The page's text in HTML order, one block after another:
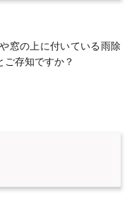
窓の上に付いている雨除
ご存知ですか？